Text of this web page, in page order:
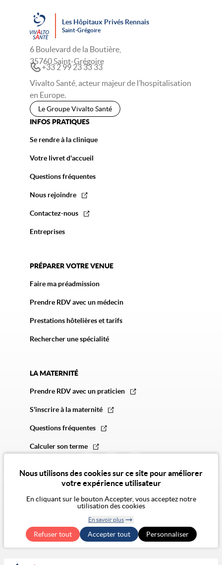
Nous utilisons des cookies sur ce site pour améliorer
votre expérience utilisateur
En cliquant sur le bouton Accepter, vous acceptez notre
utilisation des cookies
En savoir plus
Refuser tout Accepter tout
Retirer le
consentementPersonnaliser
Les Hôpitaux Privés Rennais
Saint-Grégoire
6 Boulevard de la Boutière,
35760 Saint-Grégoire
+33 2 99 23 33 33
Vivalto Santé, acteur majeur de l’hospitalisation
en Europe.
Le Groupe Vivalto Santé
INFOS PRATIQUES
Se rendre à la clinique
Votre livret d'accueil
Questions fréquentes
Nous rejoindre
Contactez-nous
Entreprises
PRÉPARER VOTRE VENUE
Faire ma préadmission
Prendre RDV avec un médecin
Prestations hôtelières et tarifs
Rechercher une spécialité
LA MATERNITÉ
Prendre RDV avec un praticien
S'inscrire à la maternité
Questions fréquentes
Calculer son terme
Politique de confidentialitéPolitique des cookies
Exercer mes droits RGPD
Accessibilité Numérique : non conforme